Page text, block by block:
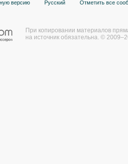
версию Русский Отметить все
При копировании материалов
на источник обязательна. ©